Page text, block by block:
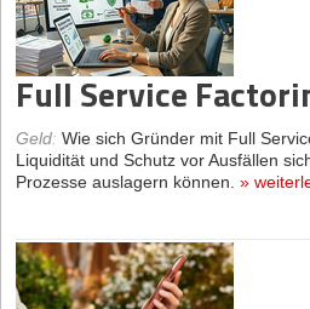
Full Service
Geld: Wie sich Gründer mit Full
Liquidität und Schutz vor Ausfällen
Prozesse auslagern können. »